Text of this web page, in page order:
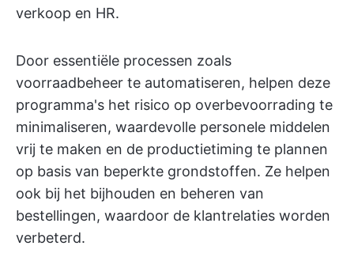
verkoop en HR.
Door essentiële processen zoals
voorraadbeheer te automatiseren, helpen deze
programma's het risico op overbevoorrading te
minimaliseren, waardevolle personele middelen
vrij te maken en de productietiming te plannen
op basis van beperkte grondstoffen. Ze helpen
ook bij het bijhouden en beheren van
bestellingen, waardoor de klantrelaties worden
verbeterd.